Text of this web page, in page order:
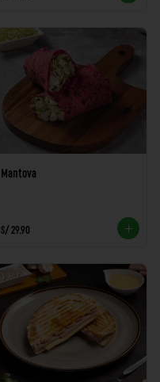
Mantova
S/ 29.90